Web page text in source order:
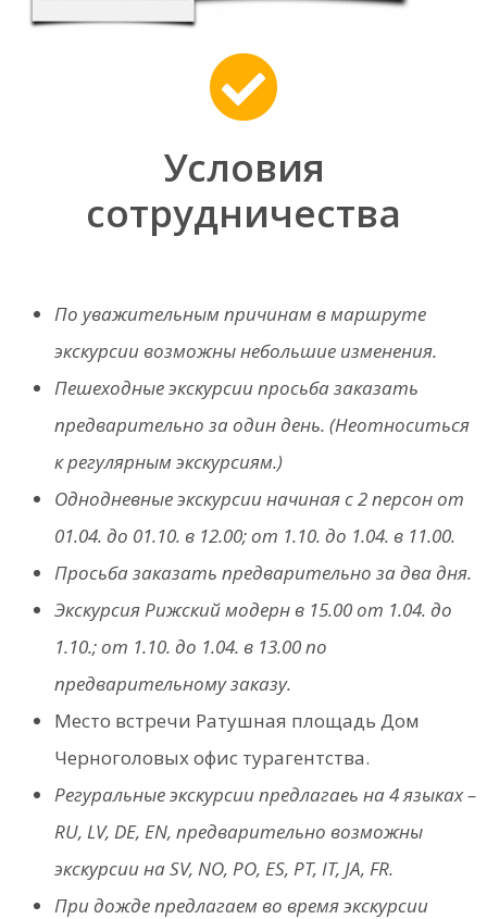
Условия
сотрудничества
По уважительным причинам в маршруте
экскурсии возможны небольшие изменения.
Пешеходные экскурсии просьба заказать
предварительно за один день. (Неотноситься
к регулярным экскурсиям.)
Однодневные экскурсии начиная с 2 персон om
01.04. дo 01.10. в 12.00; om 1.10. дo 1.04. в 11.00.
Просьба заказать предварительно за два дня.
Экскурсия Рижский модерн в 15.00 от 1.04. дo
1.10.; от 1.10. дo 1.04. в 13.00 по
предварительному заказу.
Место встречи Ратушная площадь Дом
Черноголовых офис турагентства.
Регуральные экскурсии предлагаеь на 4 языках –
RU, LV, DE, EN, предварительно возможны
экскурсии на SV, NO, PO, ES, PT, IT, JA, FR.
При дожде предлагаем во время экскурсии